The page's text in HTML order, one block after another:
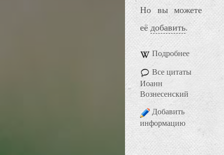
Но вы можете
её добавить.
Подробнее
Все цитаты
Иоанн
Вознесенский
Добавить
информацию